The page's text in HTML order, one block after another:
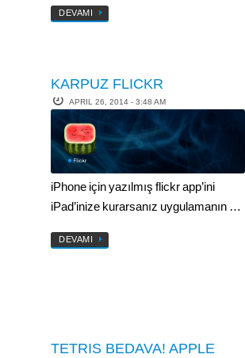
DEVAMI
KARPUZ FLICKR
APRIL 26, 2014 - 3:48 AM
iPhone için yazılmış flickr app’ini
iPad’inize kurarsanız uygulamanın …
DEVAMI
TETRIS BEDAVA! APPLE